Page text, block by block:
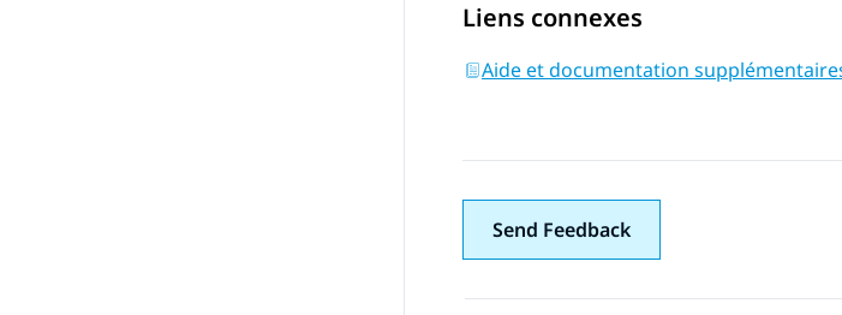
Liens connexes
Aide et documentation
Send Feedback